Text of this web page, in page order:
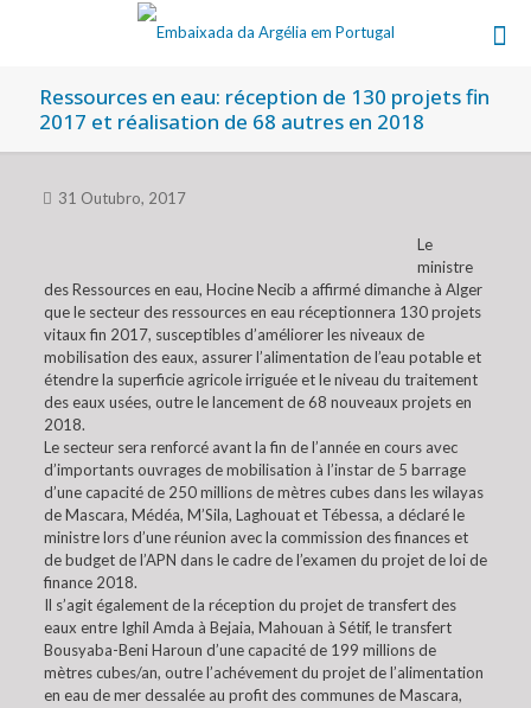
Ressources en eau: réception de 130 projets fin
2017 et réalisation de 68 autres en 2018
31 Outubro, 2017
Le
ministre
des Ressources en eau, Hocine Necib a affirmé dimanche à Alger
que le secteur des ressources en eau réceptionnera 130 projets
vitaux fin 2017, susceptibles d’améliorer les niveaux de
mobilisation des eaux, assurer l’alimentation de l’eau potable et
étendre la superficie agricole irriguée et le niveau du traitement
des eaux usées, outre le lancement de 68 nouveaux projets en
2018.
Le secteur sera renforcé avant la fin de l’année en cours avec
d’importants ouvrages de mobilisation à l’instar de 5 barrage
d’une capacité de 250 millions de mètres cubes dans les wilayas
de Mascara, Médéa, M’Sila, Laghouat et Tébessa, a déclaré le
ministre lors d’une réunion avec la commission des finances et
de budget de l’APN dans le cadre de l’examen du projet de loi de
finance 2018.
Il s’agit également de la réception du projet de transfert des
eaux entre Ighil Amda à Bejaia, Mahouan à Sétif, le transfert
Bousyaba-Beni Haroun d’une capacité de 199 millions de
mètres cubes/an, outre l’achévement du projet de l’alimentation
en eau de mer dessalée au profit des communes de Mascara,